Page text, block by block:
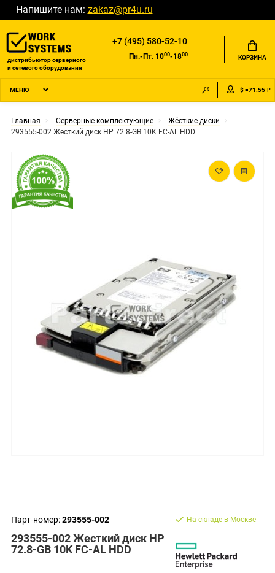
Напишите нам: zakaz@pr4u.ru
дистрибьютор серверного
и сетевого оборудования
+7 (495) 580-52-10
Пн.-Пт. 1000-1800 КОРЗИНА
МЕНЮ $ =71.55 ₽
Главная Серверные комплектующие
Жёсткие диски
293555-002 Жесткий диск HP 72.8-GB 10K FC-AL HDD
Парт-номер:293555-002
293555-002 Жесткий диск HP
72.8-GB 10K FC-AL HDD
На складе в Москве